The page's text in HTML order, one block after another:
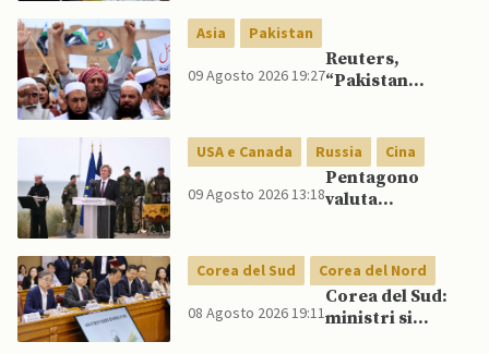
cambia strategia
comunicativa
per conquistare
Asia Pakistan
09 Agosto 2026 19:27
Reuters,
“Pakistan
zero’ verso
gruppi islamisti:
casi di blasfemia
crollano”
USA e Canada Russia Cina
09 Agosto 2026 13:18
Pentagono
valuta
nucleare per
scoraggiare
Cina e Russia
senza innescare
Corea del Sud Corea del Nord
08 Agosto 2026 19:11
Corea del Sud:
ministri si